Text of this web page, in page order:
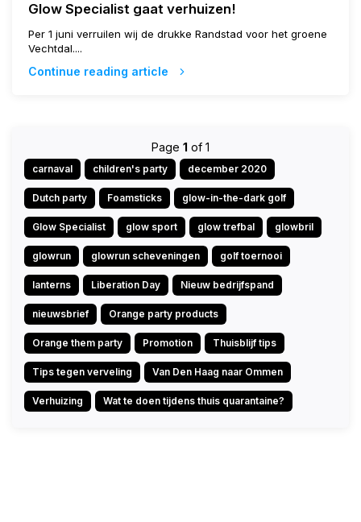
Glow Specialist gaat verhuizen!
Per 1 juni verruilen wij de drukke Randstad voor het groene
Vechtdal....
Continue reading article
Page 1 of 1
carnaval children's party december 2020
Dutch party Foamsticks glow-in-the-dark golf
Glow Specialist glow sport glow trefbal glowbril
glowrun glowrun scheveningen golf toernooi
lanterns Liberation Day Nieuw bedrijfspand
nieuwsbrief Orange party products
Orange them party Promotion Thuisblijf tips
Tips tegen verveling Van Den Haag naar Ommen
Verhuizing Wat te doen tijdens thuis quarantaine?